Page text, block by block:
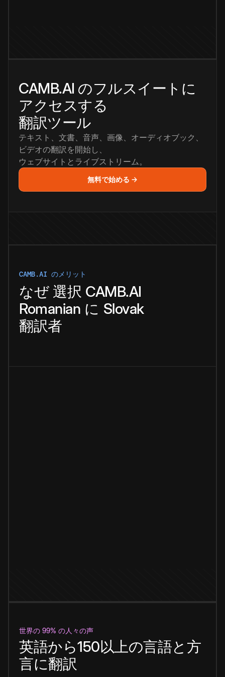
CAMB.AI のフルスイートに
アクセスする
翻訳ツール
テキスト、文書、音声、画像、オーディオブック、
ビデオの翻訳を開始し、
ウェブサイトとライブストリーム。
無料で始める →
CAMB.AI のメリット
なぜ 選択 CAMB.AI
Romanian に Slovak
翻訳者
世界の 99% の人々の声
英語から150以上の言語と方
言に翻訳